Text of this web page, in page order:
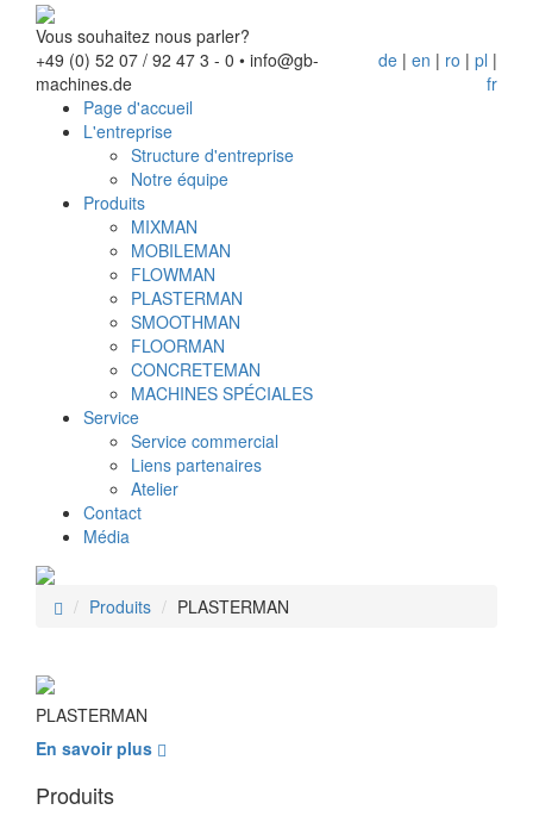
Vous souhaitez nous parler?
+49 (0) 52 07 / 92 47 3 - 0 • info@gb-
machines.de
de| en | ro | pl |
fr
Page d'accueil
L'entreprise
Structure d'entreprise
Notre équipe
Produits
MIXMAN
MOBILEMAN
FLOWMAN
PLASTERMAN
SMOOTHMAN
FLOORMAN
CONCRETEMAN
MACHINES SPÉCIALES
Service
Service commercial
Liens partenaires
Atelier
Contact
Média
Produits PLASTERMAN
PLASTERMAN
En savoir plus
Produits